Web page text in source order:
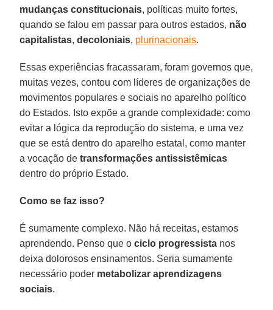
mudanças constitucionais, políticas muito fortes,
quando se falou em passar para outros estados, não
capitalistas,decoloniais, plurinacionais.
Essas experiências fracassaram, foram governos que,
muitas vezes, contou com líderes de organizações de
movimentos populares e sociais no aparelho político
do Estados. Isto expõe a grande complexidade: como
evitar a lógica da reprodução do sistema, e uma vez
que se está dentro do aparelho estatal, como manter
a vocação detransformações antissistêmicas
dentro do próprio Estado.
Como se faz isso?
É sumamente complexo. Não há receitas, estamos
aprendendo. Penso que ociclo progressista nos
deixa dolorosos ensinamentos. Seria sumamente
necessário poder metabolizar aprendizagens
sociais.